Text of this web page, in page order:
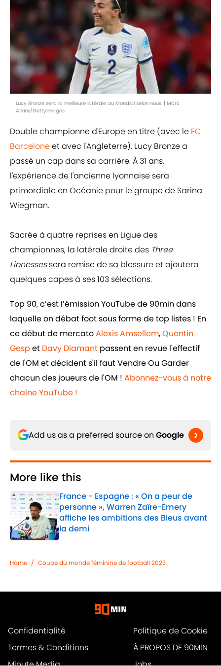
Lucy Bronze sera la meilleure latérale au Mondial selon nous. | Marc
Atkins/GettyImages
Double championne d'Europe en titre (avec le FC
Barceloneet avec l'Angleterre), Lucy Bronze a
passé un cap dans sa carrière. À 31 ans,
l'expérience de l'ancienne lyonnaise sera
primordiale en Océanie pour le groupe de Sarina
Wiegman.
Sacrée à quatre reprises en Ligue des
championnes, la latérale droite des Three
Lionessessera remise de sa blessure et ajoutera
quelques capes à ses 103 sélections.
Top 90, c’est l’émission YouTube de 90min dans
laquelle on débat foot sous forme de top listes ! En
ce début de mercatoAlexis Amsellem,Quentin
Gesp et Davy Diamant passent en revue l'effectif
de l'OM et décident s'il faut Vendre Ou Garder
chacun des joueurs de l'OM ! Abonnez-vous à notre
chaîne YouTube !
Add us as a preferred source on Google
More like this
France - Espagne : « On a peur de
personne », Warren Zaïre-Emery
affiche les ambitions des Bleus avant
la demi
Published by on Invalid Date
Home / Coupe du monde féminine de football 2023
Confidentialité
Politique de Cookie
Termes & Conditions
À PROPOS DE 90MIN